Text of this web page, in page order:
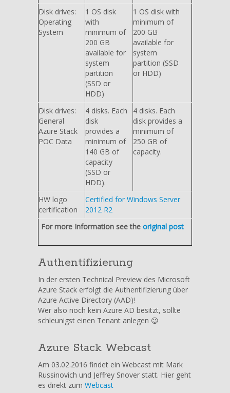
Disk drives:
Operating
System
1 OS disk
with
minimum of
200 GB
available for
system
partition
(SSD or
HDD)
1 OS disk with
minimum of
200 GB
available for
system
partition (SSD
or HDD)
Disk drives:
General
Azure Stack
POC Data
4 disks. Each
disk
provides a
minimum of
140 GB of
capacity
(SSD or
HDD).
4 disks. Each
disk provides a
minimum of
250 GB of
capacity.
HW logo
certification
Certified for Windows Server
2012 R2
For more Information see the original post
Authentifizierung
In der ersten Technical Preview des Microsoft
Azure Stack erfolgt die Authentifizierung über
Azure Active Directory (AAD)!
Wer also noch kein Azure AD besitzt, sollte
schleunigst einen Tenant anlegen 😉
Azure Stack Webcast
Am 03.02.2016 findet ein Webcast mit Mark
Russinovich und Jeffrey Snover statt. Hier geht
es direkt zum Webcast